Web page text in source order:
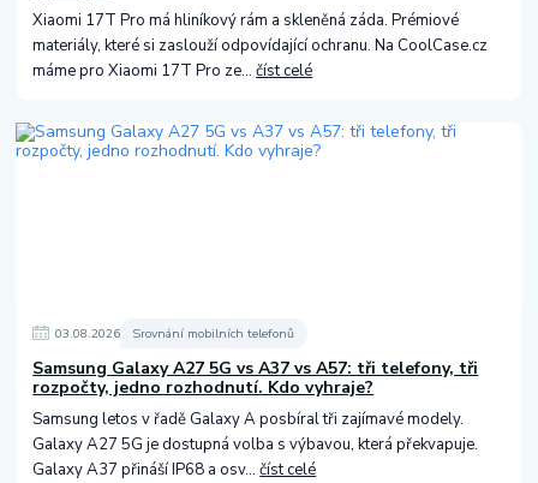
Xiaomi 17T Pro má hliníkový rám a skleněná záda. Prémiové
materiály, které si zaslouží odpovídající ochranu. Na CoolCase.cz
máme pro Xiaomi 17T Pro ze...číst celé
03.08.2026 Srovnání mobilních telefonů
Samsung Galaxy A27 5G vs A37 vs A57: tři telefony, tři
rozpočty, jedno rozhodnutí. Kdo vyhraje?
Samsung letos v řadě Galaxy A posbíral tři zajímavé modely.
Galaxy A27 5G je dostupná volba s výbavou, která překvapuje.
Galaxy A37 přináší IP68 a osv...číst celé